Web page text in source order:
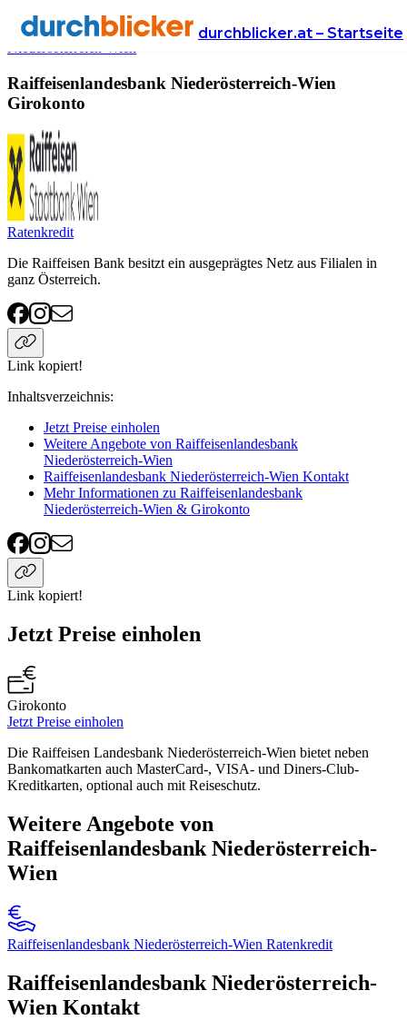
durchblicker.at – Startseite
Anbieter Finanzen girokonto
Raiffeisenlandesbank
Raiffeisenlandesbank Niederösterreich-Wien
Girokonto
Ratenkredit
Die Raiffeisen Bank besitzt ein ausgeprägtes Netz aus Filialen in
ganz Österreich.
Link kopiert!
Inhaltsverzeichnis:
Jetzt Preise einholen
Weitere Angebote von Raiffeisenlandesbank
Niederösterreich-Wien
Raiffeisenlandesbank Niederösterreich-Wien Kontakt
Mehr Informationen zu Raiffeisenlandesbank
Niederösterreich-Wien & Girokonto
Link kopiert!
Jetzt Preise einholen
Girokonto
Jetzt Preise einholen
Die Raiffeisen Landesbank Niederösterreich-Wien bietet neben
Bankomatkarten auch MasterCard-, VISA- und Diners-Club-
Kreditkarten, optional auch mit Reiseschutz.
Weitere Angebote von
Raiffeisenlandesbank Niederösterreich-
Wien
Raiffeisenlandesbank Niederösterreich-Wien Ratenkredit
Raiffeisenlandesbank Niederösterreich-
Wien Kontakt